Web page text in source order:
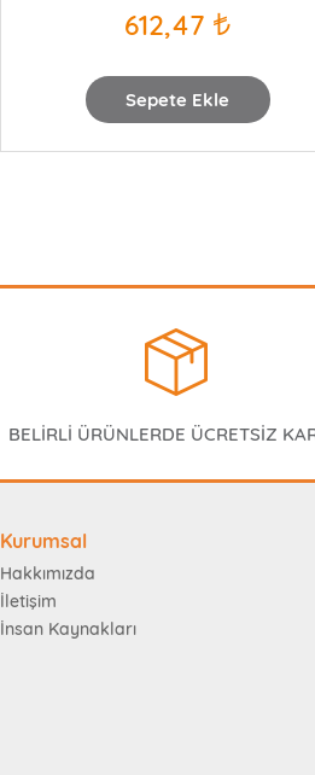
Sepete Ekle
612,47
BELİRLİ ÜRÜNLERDE ÜCRETSİZ
Kurumsal
Hakkımızda
İletişim
İnsan Kaynakları